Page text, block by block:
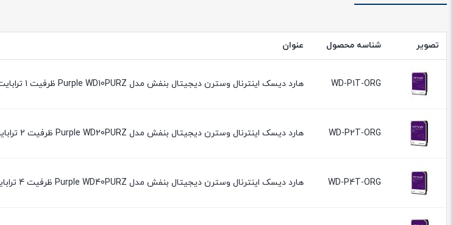
تصویر شناسه محصول عنوان
WD-P1T-ORG هارد دیسک اینترنال وسترن دیجیتال بنفش مدل Purple WD10PURZ ظرفیت 1 ترابایت
WD-P2T-ORG هارد دیسک اینترنال وسترن دیجیتال بنفش مدل Purple WD20PURZ ظرفیت 2 ترابایت
WD-P4T-ORG هارد دیسک اینترنال وسترن دیجیتال بنفش مدل Purple WD40PURZ ظرفیت 4 ترابایت